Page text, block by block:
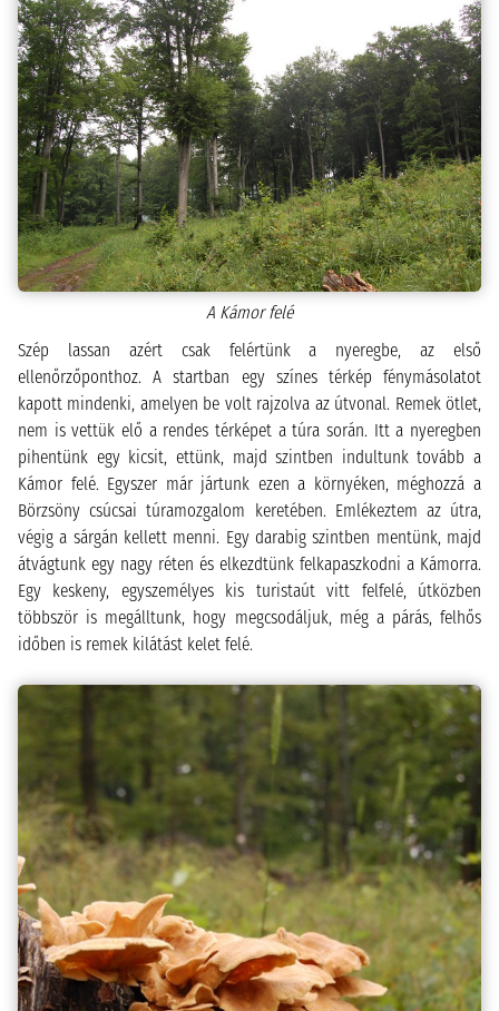
A Kámor felé
Szép lassan azért csak felértünk a nyeregbe, az első
ellenőrzőponthoz. A startban egy színes térkép fénymásolatot
kapott mindenki, amelyen be volt rajzolva az útvonal. Remek ötlet,
nem is vettük elő a rendes térképet a túra során. Itt a nyeregben
pihentünk egy kicsit, ettünk, majd szintben indultunk tovább a
Kámor felé. Egyszer már jártunk ezen a környéken, méghozzá a
Börzsöny csúcsai túramozgalom keretében. Emlékeztem az útra,
végig a sárgán kellett menni. Egy darabig szintben mentünk, majd
átvágtunk egy nagy réten és elkezdtünk felkapaszkodni a Kámorra.
Egy keskeny, egyszemélyes kis turistaút vitt felfelé, útközben
többször is megálltunk, hogy megcsodáljuk, még a párás, felhős
időben is remek kilátást kelet felé.